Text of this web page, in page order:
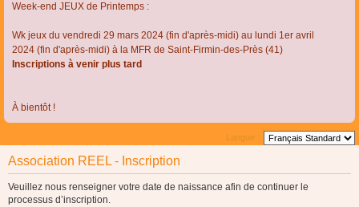
Week-end JEUX de Printemps :
Wk jeux du vendredi 29 mars 2024 (fin d'après-midi) au lundi 1er avril
2024 (fin d'après-midi) à la MFR de Saint-Firmin-des-Près (41)
Inscriptions à venir plus tard
À bientôt !
Langue :
Association REEL - Inscription
Veuillez nous renseigner votre date de naissance afin de continuer le
processus d’inscription.